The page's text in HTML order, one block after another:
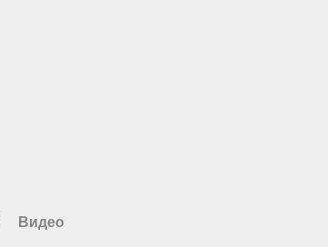
Видео